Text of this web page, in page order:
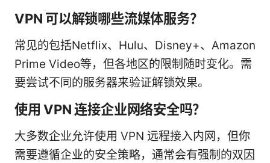
VPN 可以解锁哪些流媒体服务？
常见的包括Netflix、Hulu、Disney+、Amazon
Prime Video等，但各地区的限制随时变化。需
要尝试不同的服务器来验证解锁效果。
使用 VPN 连接企业网络安全吗？
大多数企业允许使用 VPN 远程接入内网，但你
需要遵循企业的安全策略，通常会有强制的双因